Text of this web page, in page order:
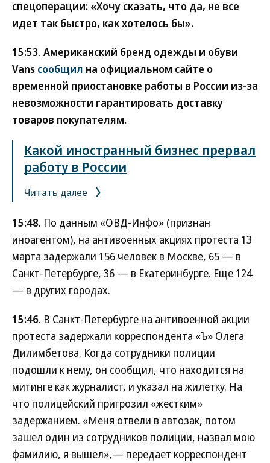
спецоперации: «Хочу сказать, что да, не все
идет так быстро, как хотелось бы».
15:53. Американский бренд одежды и обуви
Vans сообщил на официальном сайте о
временной приостановке работы в России из-за
невозможности гарантировать доставку
товаров покупателям.
Какой иностранный бизнес прервал
работу в России
Читать далее
15:48. По данным «ОВД-Инфо» (признан
иноагентом), на антивоенных акциях протеста 13
марта задержали 156 человек в Москве, 65 — в
Санкт-Петербурге, 36 — в Екатеринбурге. Еще 124
— в других городах.
15:46. В Санкт-Петербурге на антивоенной акции
протеста задержали корреспондента «Ъ» Олега
Дилимбетова. Когда сотрудники полиции
подошли к нему, он сообщил, что находится на
митинге как журналист, и указал на жилетку. На
что полицейский пригрозил «жестким»
задержанием. «Меня отвели в автозак, потом
зашел один из сотрудников полиции, назвал мою
фамилию, я вышел»,— передает корреспондент